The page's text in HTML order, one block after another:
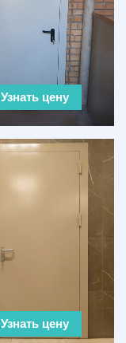
Узнать цену
Узнать цену